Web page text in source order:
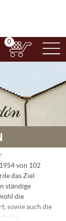
0
von 102
das Ziel
ständige
die
sowie auch die
die